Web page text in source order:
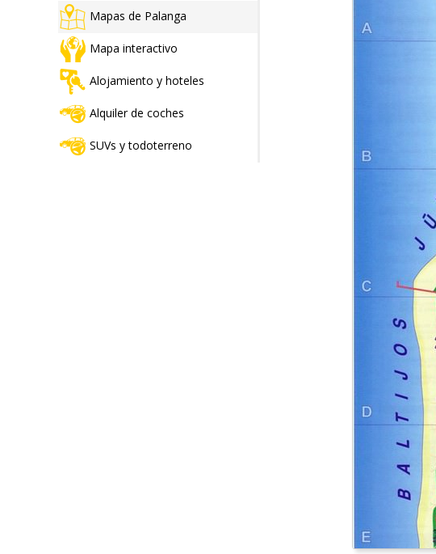
Mapas de Palanga
Mapa interactivo
Alojamiento y hoteles
Alquiler de coches
SUVs y todoterreno